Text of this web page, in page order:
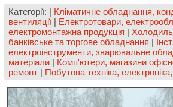
Категорії: | Кліматичне обладнання,
вентиляції | Електротовари,
електромонтажна продукція |
банківське та торгове обладнання |
електроінструменти, зварювальне
матеріали | Комп'ютери, магазини
ремонт | Побутова техніка,